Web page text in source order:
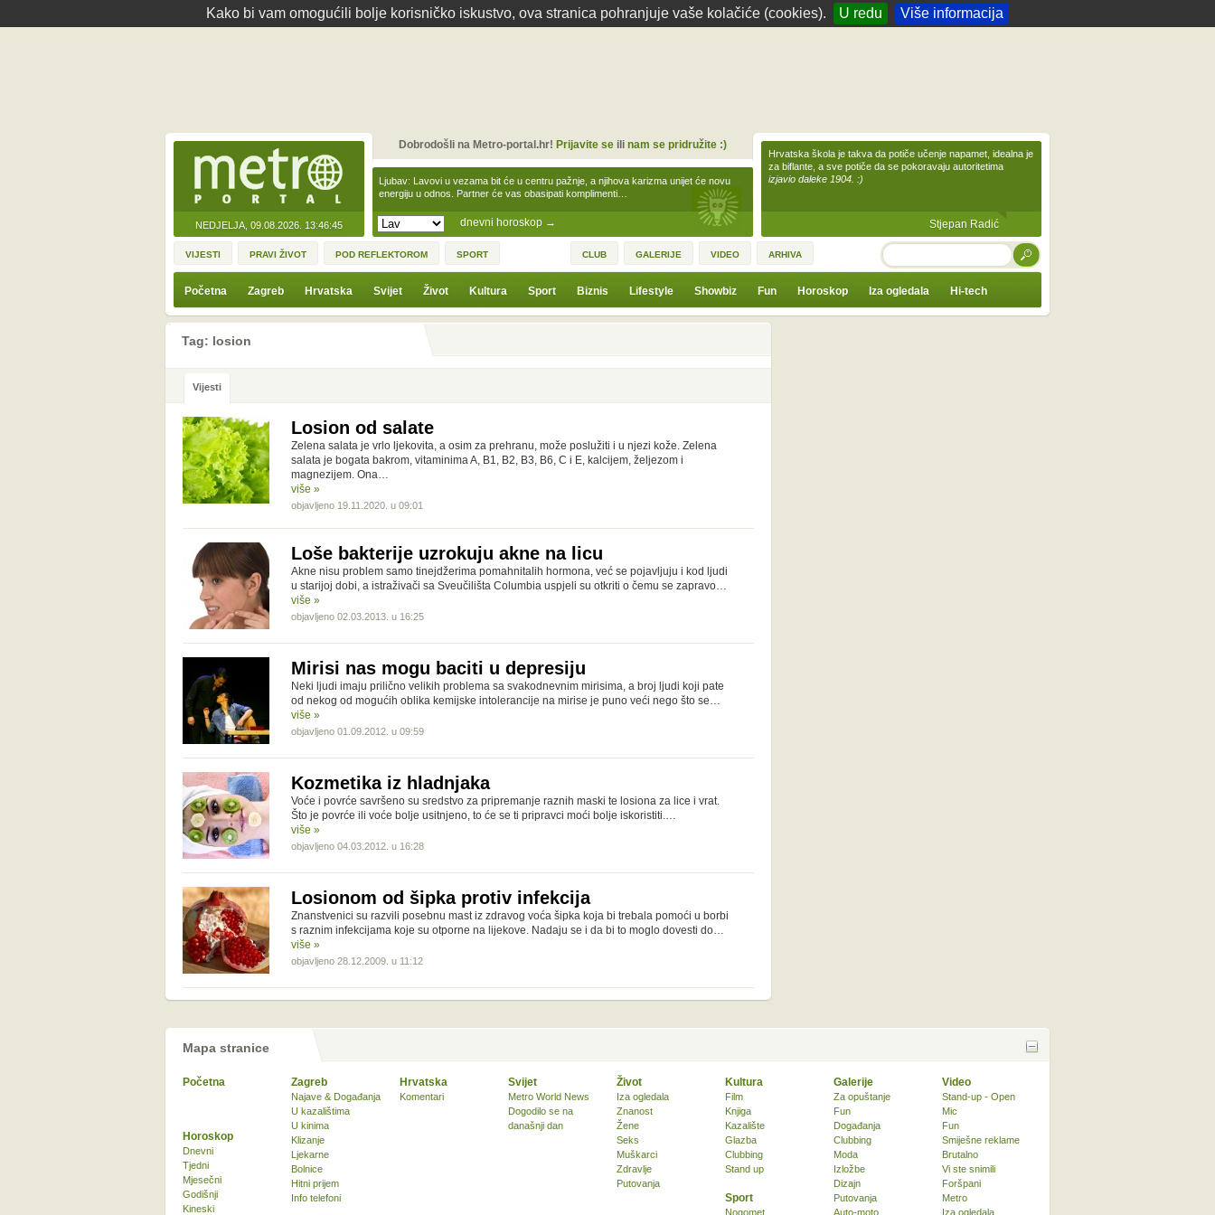
Kako bi vam omogućili bolje korisničko iskustvo, ova stranica pohranjuje vaše kolačiće (cookies). U redu Više informacija
NEDJELJA, 09.08.2026. 13:46:45 dnevni horoskop →
Ljubav: Lavovi u vezama bit će u centru pažnje, a njihova karizma unijet će novu
energiju u odnos. Partner će vas obasipati komplimenti…
Dobrodošli na Metro-portal.hr! Prijavite seili nam se pridružite :)
Hrvatska škola je takva da potiče učenje napamet, idealna je
za biflante, a sve potiče da se pokoravaju autoritetima
izjavio daleke 1904. :)
Stjepan Radić
VIJESTI PRAVI ŽIVOT POD REFLEKTOROM SPORT CLUB GALERIJE VIDEO ARHIVA TRAŽI
Početna Zagreb Hrvatska Svijet Život Kultura Sport Biznis Lifestyle Showbiz Fun Horoskop Iza ogledala Hi-tech
Tag: losion
Vijesti
Losion od salate
Zelena salata je vrlo ljekovita, a osim za prehranu, može poslužiti i u njezi kože. Zelena
salata je bogata bakrom, vitaminima A, B1, B2, B3, B6, C i E, kalcijem, željezom i
magnezijem. Ona…
više »
objavljeno 19.11.2020. u 09:01
Loše bakterije uzrokuju akne na licu
Akne nisu problem samo tinejdžerima pomahnitalih hormona, već se pojavljuju i kod ljudi
u starijoj dobi, a istraživači sa Sveučilišta Columbia uspjeli su otkriti o čemu se zapravo…
više »
objavljeno 02.03.2013. u 16:25
Mirisi nas mogu baciti u depresiju
Neki ljudi imaju prilično velikih problema sa svakodnevnim mirisima, a broj ljudi koji pate
od nekog od mogućih oblika kemijske intolerancije na mirise je puno veći nego što se…
više »
objavljeno 01.09.2012. u 09:59
Kozmetika iz hladnjaka
Voće i povrće savršeno su sredstvo za pripremanje raznih maski te losiona za lice i vrat.
Što je povrće ili voće bolje usitnjeno, to će se ti pripravci moći bolje iskoristiti.…
više »
objavljeno 04.03.2012. u 16:28
Losionom od šipka protiv infekcija
Znanstvenici su razvili posebnu mast iz zdravog voća šipka koja bi trebala pomoći u borbi
s raznim infekcijama koje su otporne na lijekove. Nadaju se i da bi to moglo dovesti do…
više »
objavljeno 28.12.2009. u 11:12
Mapa stranice
Početna Zagreb
Najave & Događanja
U kazalištima
U kinima
Klizanje
Ljekarne
Bolnice
Hitni prijem
Info telefoni
Hrvatska
Komentari
Svijet
Metro World News
Dogodilo se na
današnji dan
Život
Iza ogledala
Znanost
Žene
Seks
Muškarci
Zdravlje
Putovanja
Kultura
Film
Knjiga
Kazalište
Glazba
Clubbing
Stand up
Sport
Nogomet
Horoskop
Dnevni
Tjedni
Mjesečni
Godišnji
Kineski
Galerije
Za opuštanje
Fun
Događanja
Clubbing
Moda
Izložbe
Dizajn
Putovanja
Auto-moto
Video
Stand-up - Open
Mic
Fun
Smiješne reklame
Brutalno
Vi ste snimili
Foršpani
Metro
Iza ogledala